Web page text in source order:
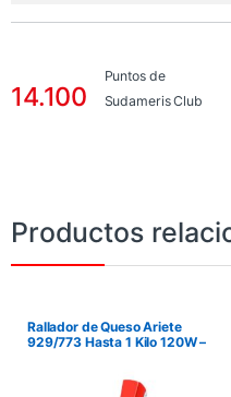
14.100
Puntos de
Sudameris Club
Productos
Rallador de Queso Ariete
929/773 Hasta 1 Kilo 120W –